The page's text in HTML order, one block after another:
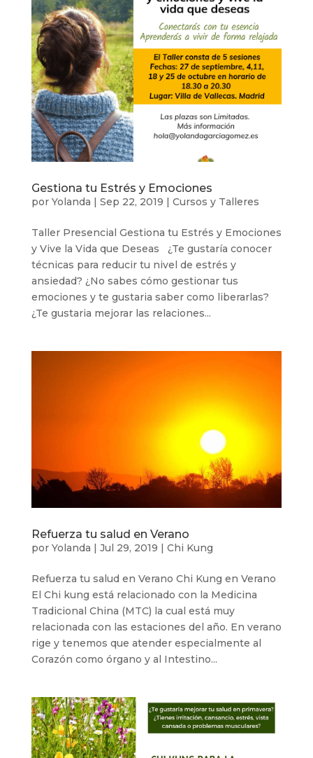
Gestiona tu Estrés y Emociones
por Yolanda Sep 22, 2019 Cursos y Talleres
Taller Presencial Gestiona tu Estrés y Emociones
y Vive la Vida que Deseas ¿Te gustaría conocer
técnicas para reducir tu nivel de estrés y
ansiedad? ¿No sabes cómo gestionar tus
emociones y te gustaria saber como liberarlas?
¿Te gustaria mejorar las relaciones...
Refuerza tu salud en Verano
por Yolanda Jul 29, 2019 Chi Kung
Refuerza tu salud en Verano Chi Kung en Verano
El Chi kung está relacionado con la Medicina
Tradicional China (MTC) la cual está muy
relacionada con las estaciones del año. En verano
rige y tenemos que atender especialmente al
Corazón como órgano y al Intestino...